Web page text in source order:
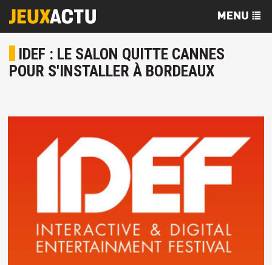
IDEF : LE SALON QUITTE CANNES
POUR S'INSTALLER À BORDEAUX